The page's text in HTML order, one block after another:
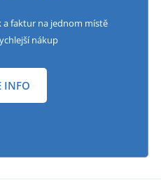
a faktur na jednom místě
nákup
INFO